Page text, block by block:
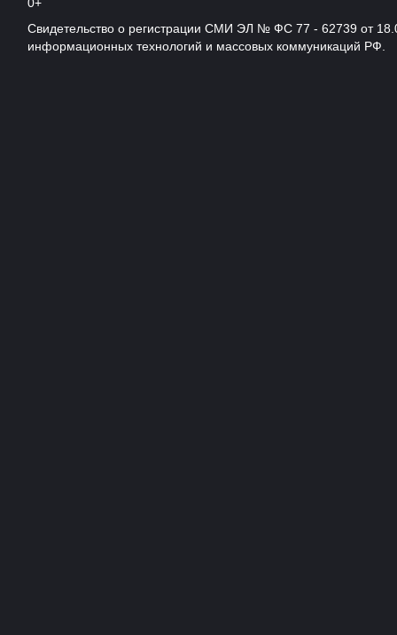
Свидетельство о регистрации СМИ ЭЛ № ФС 77 - 62739 от
информационных технологий и массовых коммуникаций РФ.